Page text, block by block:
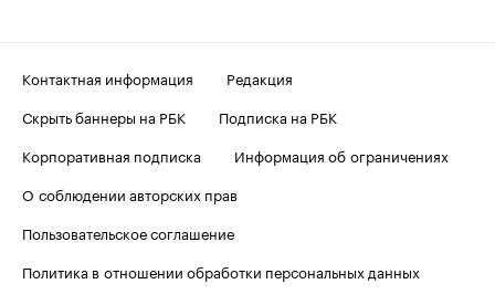
Контактная информация
Редакция
Скрыть баннеры на РБК
Подписка на РБК
Корпоративная подписка
Информация об ограничениях
О соблюдении авторских прав
Пользовательское соглашение
Политика в отношении обработки персональных данных